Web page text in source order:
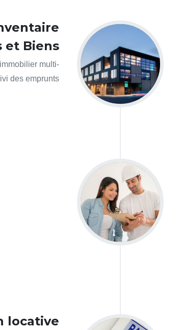
et Biens
multi-
des emprunts
locative